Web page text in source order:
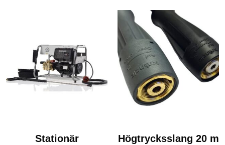
Stationär
Högtrycksslang 20 m